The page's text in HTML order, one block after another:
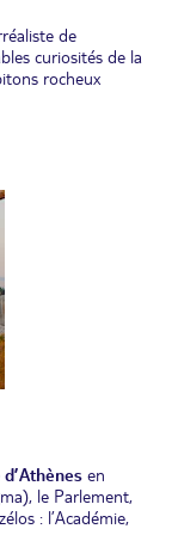
de
curiosités de la
rocheux
byzantines
c’est par des
des échelles que
vous pourrez
les environs
d’Athènes en
le Parlement,
: l’Académie,